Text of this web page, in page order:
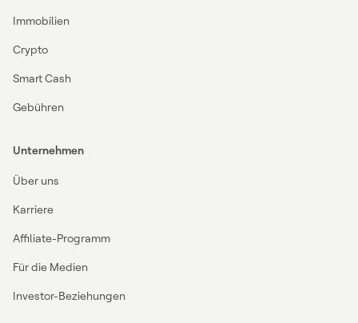
Immobilien
Crypto
Smart Cash
Gebühren
Unternehmen
Über uns
Karriere
Affiliate-Programm
Für die Medien
Investor-Beziehungen